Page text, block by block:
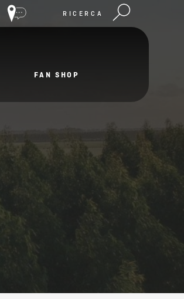
RICERCA
FAN SHOP